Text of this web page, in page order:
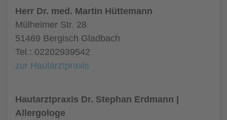
Herr Dr. med. Martin Hüttemann
Mülheimer Str. 28
51469 Bergisch Gladbach
Tel.: 02202939542
zur Hautarztpraxis
Hautarztpraxis Dr. Stephan Erdmann |
Allergologe